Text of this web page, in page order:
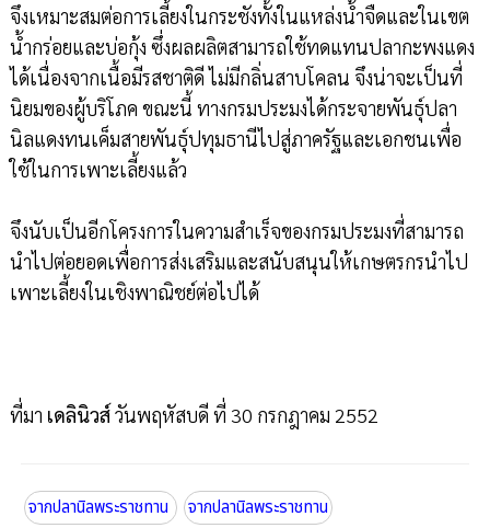
จึงเหมาะสมต่อการเลี้ยงในกระชังทั้งในแหล่งน้ำจืดและในเขต
น้ำกร่อยและบ่อกุ้ง ซึ่งผลผลิตสามารถใช้ทดแทนปลากะพงแดง
ได้เนื่องจากเนื้อมีรสชาติดี ไม่มีกลิ่นสาบโคลน จึงน่าจะเป็นที่
นิยมของผู้บริโภค ขณะนี้ ทางกรมประมงได้กระจายพันธุ์ปลา
นิลแดงทนเค็มสายพันธุ์ปทุมธานีไปสู่ภาครัฐและเอกชนเพื่อ
ใช้ในการเพาะเลี้ยงแล้ว
จึงนับเป็นอีกโครงการในความสำเร็จของกรมประมงที่สามารถ
นำไปต่อยอดเพื่อการส่งเสริมและสนับสนุนให้เกษตรกรนำไป
เพาะเลี้ยงในเชิงพาณิชย์ต่อไปได้
ที่มา เดลินิวส์วันพฤหัสบดี ที่ 30 กรกฎาคม 2552
จากปลานิลพระราชทาน จากปลานิลพระราชทาน